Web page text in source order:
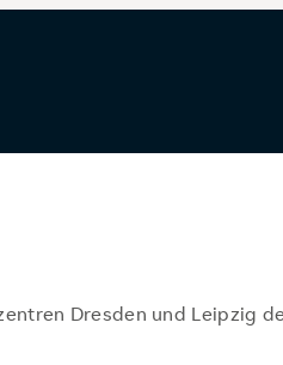
Dresden und Leipzig